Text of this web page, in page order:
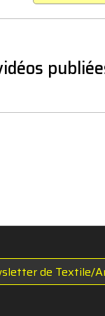
de Textile/